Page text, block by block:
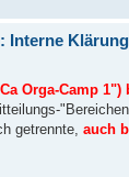
Interne
Orga-Camp
"Bereichen
getrennte, auch